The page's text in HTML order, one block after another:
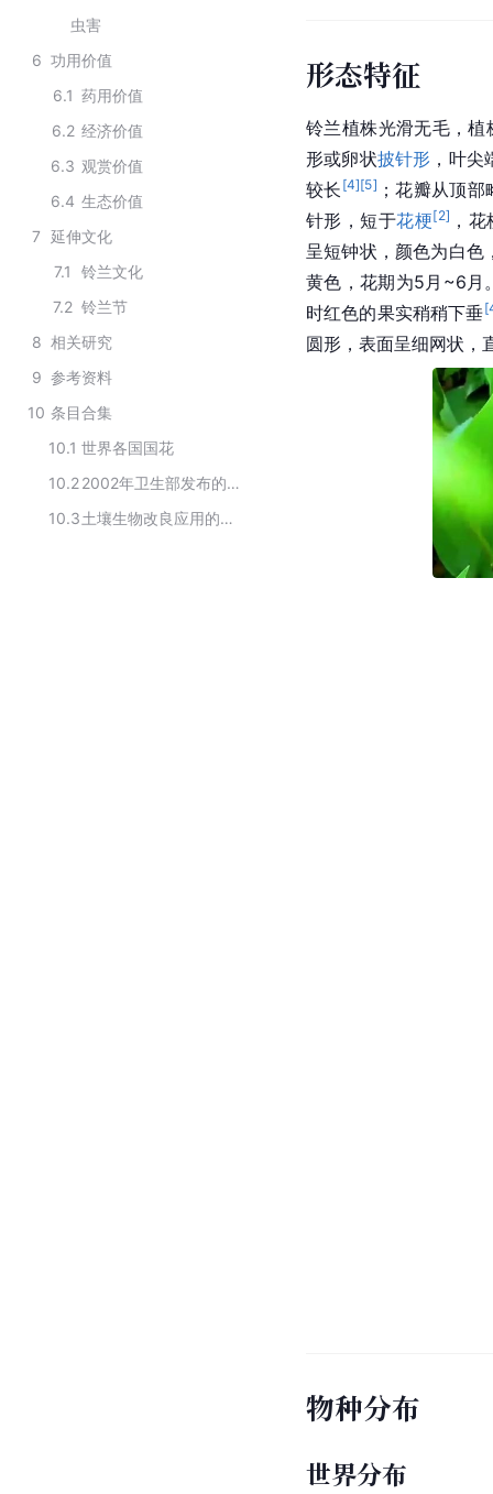
虫害
6 功用价值
6.1 药用价值
6.2 经济价值
6.3 观赏价值
6.4 生态价值
7 延伸文化
7.1
铃兰文化
7.2 铃兰节
8 相关研究
9 参考资料
10 条目合集
10.1 世界各国国花
10.2
2002年卫生部发布的保健食品禁用物品名单
10.3
土壤生物改良应用的主要植物
形态特征
铃兰植株光滑无毛，
形或卵状披针形 ，叶
较长 [4][5] ；花瓣从顶部
针形，短于花梗[2] ，
呈短钟状，颜色为白
黄色，花期为5月~6月
时红色的果实稍稍下垂[
圆形，表面呈细网状，
物种分布
世界分布